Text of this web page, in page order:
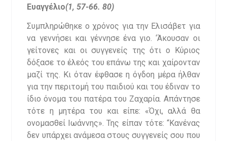
Ευαγγέλιο(1, 57-66. 80)
Συμπληρώθηκε ο χρόνος για την Ελισάβετ για
να γεννήσει και γέννησε ένα γιο. ‘Άκουσαν οι
γείτονες και οι συγγενείς της ότι ο Κύριος
δόξασε το έλεός του επάνω της και χαίρονταν
μαζί της. Κι όταν έφθασε η όγδοη μέρα ήλθαν
για την περιτομή του παιδιού και του έδιναν το
ίδιο όνομα του πατέρα του Ζαχαρία. Απάντησε
τότε η μητέρα του και είπε: «Όχι, αλλά θα
ονομασθεί Ιωάννης». Της είπαν τότε: “Κανένας
δεν υπάρχει ανάμεσα στους συγγενείς σου που